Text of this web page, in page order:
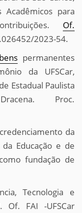
para
Of.
2023-54.
permanentes
da UFSCar,
Estadual Paulista
Proc.
da
Educação e de
fundação de
Tecnologia e
Of. FAI -UFSCar